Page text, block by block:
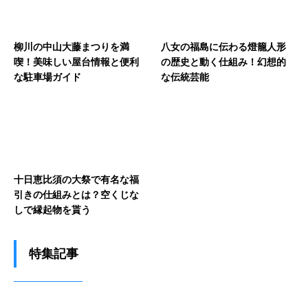
柳川の中山大藤まつりを満
喫！美味しい屋台情報と便利
な駐車場ガイド
八女の福島に伝わる燈籠人形
の歴史と動く仕組み！幻想的
な伝統芸能
十日恵比須の大祭で有名な福
引きの仕組みとは？空くじな
しで縁起物を貰う
特集記事